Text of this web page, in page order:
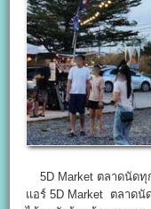
5D Market ตลาดนัดทุ
แอร์ 5D Market ตลาดนั